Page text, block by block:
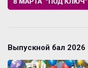
Выпускной бал 2026